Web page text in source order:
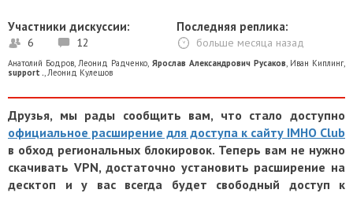
Участники дискуссии:
6 12
Последняя реплика:
больше месяца назад
Анатолий Бодров,Леонид Радченко, Ярослав Александрович Русаков, Иван Киплинг,
support .,Леонид Кулешов
Друзья, мы рады сообщить вам, что стало доступно
официальное расширение для доступа к сайту IMHO Club
в обход региональных блокировок. Теперь вам не нужно
скачивать VPN, достаточно установить расширение на
десктоп и у вас всегда будет свободный доступ к